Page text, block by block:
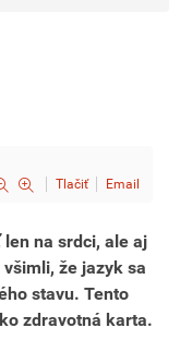
Tlačiť Email
na srdci, ale aj
že jazyk sa
stavu. Tento
zdravotná karta.